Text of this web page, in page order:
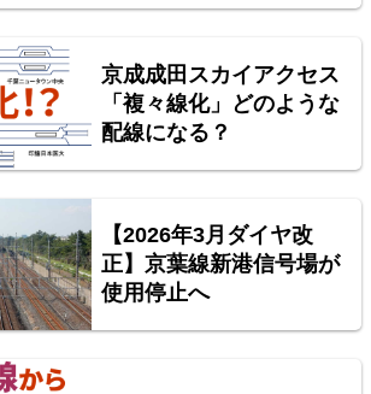
中央本線（東京～塩尻）
東海道本線（米原～神戸）
京成成田スカイアクセス
「複々線化」どのような
配線になる？
【2026年3月ダイヤ改
正】京葉線新港信号場が
使用停止へ